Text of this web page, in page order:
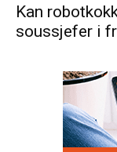
Kan
soussjefer i